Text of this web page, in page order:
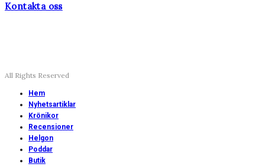
Kontakta oss
All Rights Reserved
Hem
Nyhetsartiklar
Krönikor
Recensioner
Helgon
Poddar
Butik